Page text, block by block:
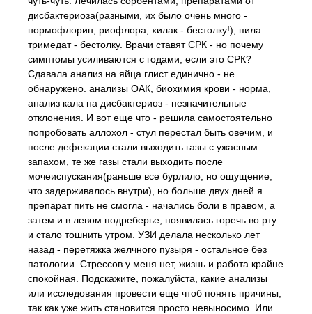
дисбактериоза(разными, их было очень много -
нормофлорин, риофлора, хилак - бестолку!), пила
тримедат - бестолку. Врачи ставят СРК - но почему
симптомы усиливаются с годами, если это СРК?
Сдавала анализ на яйца глист единично - не
обнаружено. анализы ОАК, биохимия крови - норма,
анализ кала на дисбактериоз - незначительные
отклонения. И вот еще что - решила самостоятельно
попробовать аллохол - стул перестал быть овечим, и
после дефекации стали выходить газы с ужасным
запахом, те же газы стали выходить после
мочеиспускания(раньше все бурлило, но ощущение,
что задерживалось внутри), но больше двух дней я
препарат пить не смогла - начались боли в правом, а
затем и в левом подреберье, появилась горечь во рту
и стало тошнить утром. УЗИ делала несколько лет
назад - перетяжка желчного пузыря - остальное без
патологии. Стрессов у меня нет, жизнь и работа крайне
спокойная. Подскажите, пожалуйста, какие анализы
или исследования провести еще чтоб понять причины,
так как уже жить становится просто невыносимо. Или